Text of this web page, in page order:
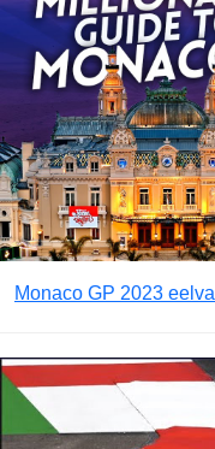
Monaco GP 2023